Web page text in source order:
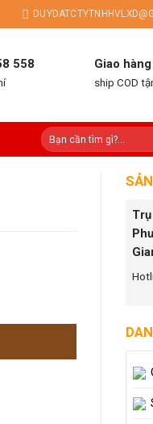
558 Giao
ship COD